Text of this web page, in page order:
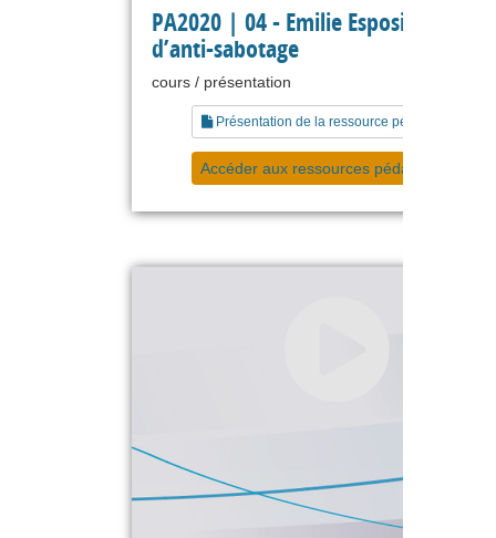
PA2020 | 04 - Emilie Esposito -
d’anti-sabotage
cours / présentation
Présentation de la ressource pédagogique
Accéder aux ressources pédagogiques